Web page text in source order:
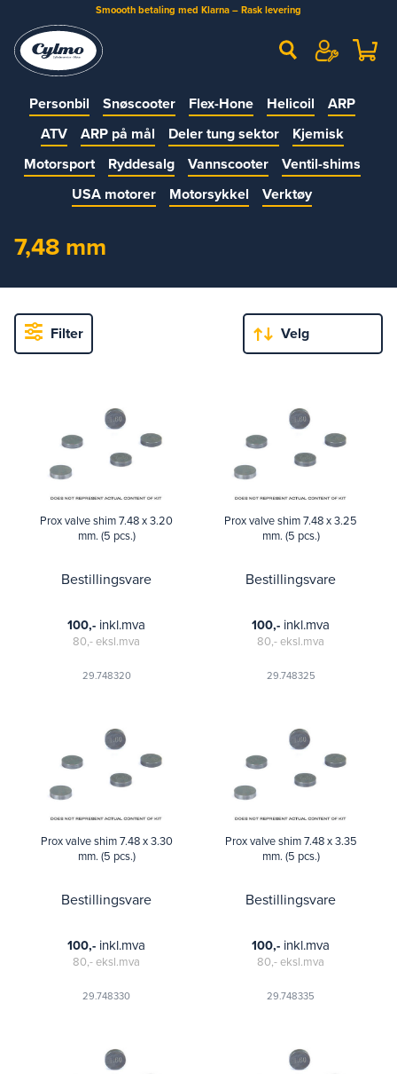
Smoooth betaling med Klarna – Rask levering
Personbil Snøscooter Flex-Hone Helicoil
ARP
ATV
ARP på mål Deler tung sektor
Kjemisk
Motorsport
Ryddesalg Vannscooter
Ventil-shims
USA motorer
Motorsykkel Verktøy
7,48 mm
Filter
Prox valve shim 7.48 x 3.20
mm. (5 pcs.)
Bestillingsvare
29.748320
100,- inkl.mva
80,-eksl.mva
Prox valve shim 7.48 x 3.25
mm. (5 pcs.)
Bestillingsvare
29.748325
100,- inkl.mva
80,-eksl.mva
Prox valve shim 7.48 x 3.30
mm. (5 pcs.)
Bestillingsvare
29.748330
100,- inkl.mva
80,-eksl.mva
Prox valve shim 7.48 x 3.35
mm. (5 pcs.)
Bestillingsvare
29.748335
100,- inkl.mva
80,-eksl.mva